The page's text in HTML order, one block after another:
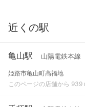
近くの駅
亀山駅 山陽電鉄本線
姫路市亀山町高福地
このページの店舗から 939